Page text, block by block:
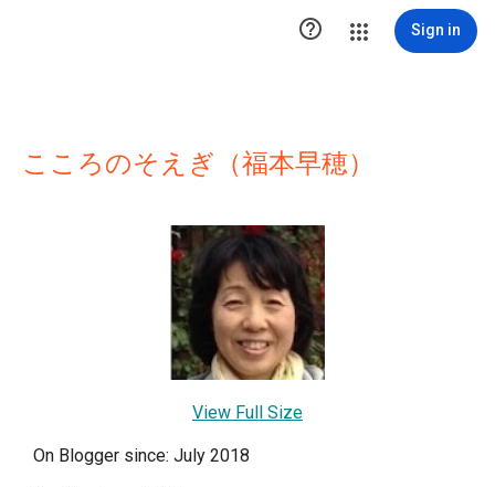
 Sign in
こころのそえぎ（福本早穂）
View Full Size
On Blogger since: July 2018